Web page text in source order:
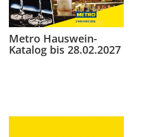
Metro Hauswein-
Katalog bis 28.02.2027